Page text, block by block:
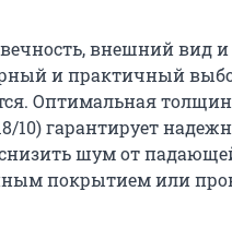
внешний вид и
и практичный
Оптимальная
10) гарантирует
шум от
покрытием или